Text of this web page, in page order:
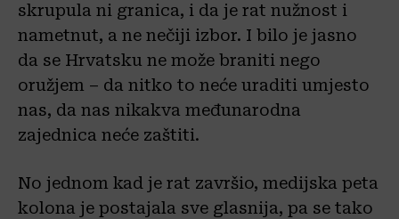
skrupula ni granica, i da je rat nužnost i
nametnut, a ne nečiji izbor. I bilo je jasno
da se Hrvatsku ne može braniti nego
oružjem – da nitko to neće uraditi umjesto
nas, da nas nikakva međunarodna
zajednica neće zaštiti.
No jednom kad je rat završio, medijska peta
kolona je postajala sve glasnija, pa se tako